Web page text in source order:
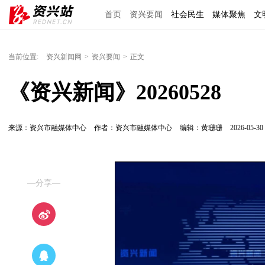
首页 资兴要闻 社会民生 媒体聚焦 文
当前位置: 资兴新闻网 > 资兴要闻 > 正文
《资兴新闻》20260528
来源：资兴市融媒体中心 作者：资兴市融媒体中心 编辑：黄珊珊 2026-05-30
—分享—